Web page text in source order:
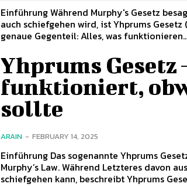
Einführung Während Murphy's Gesetz
auch schiefgehen wird, ist Yhprums
genaue Gegenteil: Alles, was
Yhprums Gesetz
funktioniert,
sollte
ARAIN - FEBRUARY 14, 2025
Einführung Das sogenannte Yhprums
Murphy’s Law. Während Letzteres davon
schiefgehen kann, beschreibt Yhprums